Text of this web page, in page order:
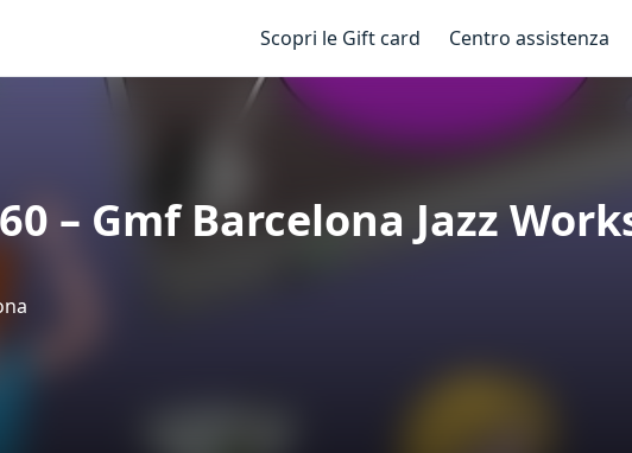
Scopri le Gift card Centro assistenza
– Gmf Barcelona Jazz